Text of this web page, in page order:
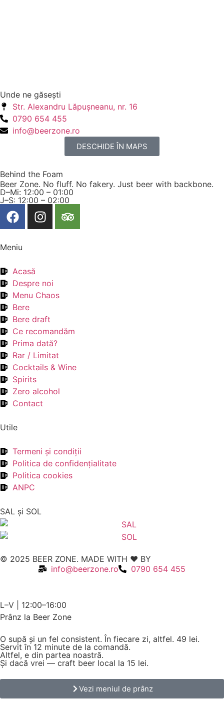
Unde ne găseşti
Str. Alexandru Lăpuşneanu, nr. 16
0790 654 455
info@beerzone.ro
DESCHIDE ÎN MAPS
Behind the Foam
Beer Zone. No fluff. No fakery. Just beer with backbone.
D–Mi: 12:00 – 01:00
J–S: 12:00 – 02:00
Meniu
Acasă
Despre noi
Menu Chaos
Bere
Bere draft
Ce recomandăm
Prima dată?
Rar / Limitat
Cocktails & Wine
Spirits
Zero alcohol
Contact
Utile
Termeni şi condiţii
Politica de confidenţialitate
Politica cookies
ANPC
SAL şi SOL
© 2025 BEER ZONE. MADE WITH ❤️ BY
info@beerzone.ro
0790 654 455
L–V | 12:00–16:00
Prânz la Beer Zone
O supă și un fel consistent. În fiecare zi, altfel. 49 lei.
Servit în 12 minute de la comandă.
Altfel, e din partea noastră.
Și dacă vrei — craft beer local la 15 lei.
Vezi meniul de prânz